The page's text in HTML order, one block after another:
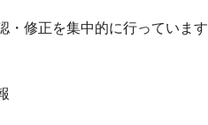
・修正を集中的に行っています